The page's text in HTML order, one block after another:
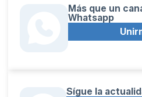
Más que un
Whatsapp
Sígue la